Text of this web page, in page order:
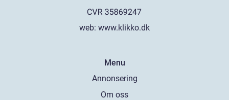
web: www.klikko.dk
Menu
Annonsering
Om oss